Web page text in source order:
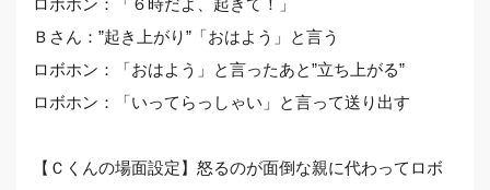
ロボホン：「６時だよ、起きて！」
Ｂさん：”起き上がり”「おはよう」と言う
ロボホン：「おはよう」と言ったあと”立ち上がる”
ロボホン：「いってらっしゃい」と言って送り出す
【Ｃくんの場面設定】怒るのが面倒な親に代わってロボ